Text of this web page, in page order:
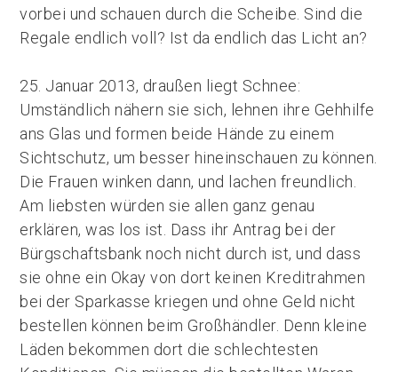
vorbei und schauen durch die Scheibe. Sind die
Regale endlich voll? Ist da endlich das Licht an?
25. Januar 2013, draußen liegt Schnee:
Umständlich nähern sie sich, lehnen ihre Gehhilfe
ans Glas und formen beide Hände zu einem
Sichtschutz, um besser hineinschauen zu können.
Die Frauen winken dann, und lachen freundlich.
Am liebsten würden sie allen ganz genau
erklären, was los ist. Dass ihr Antrag bei der
Bürgschaftsbank noch nicht durch ist, und dass
sie ohne ein Okay von dort keinen Kreditrahmen
bei der Sparkasse kriegen und ohne Geld nicht
bestellen können beim Großhändler. Denn kleine
Läden bekommen dort die schlechtesten